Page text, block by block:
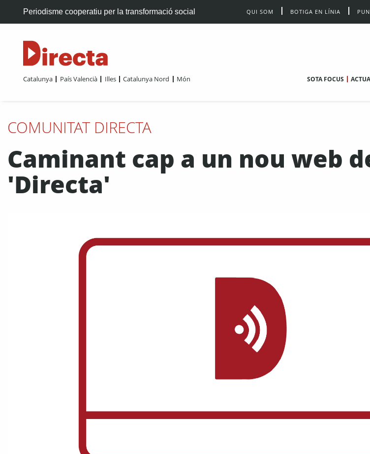
Periodisme cooperatiu per la transformació social QUI SOM BOTIGA EN LÍNIA
Catalunya País Valencià Illes Catalunya Nord Món SOTA FOCUS
COMUNITAT DIRECTA
Caminant cap a un nou web
'Directa'